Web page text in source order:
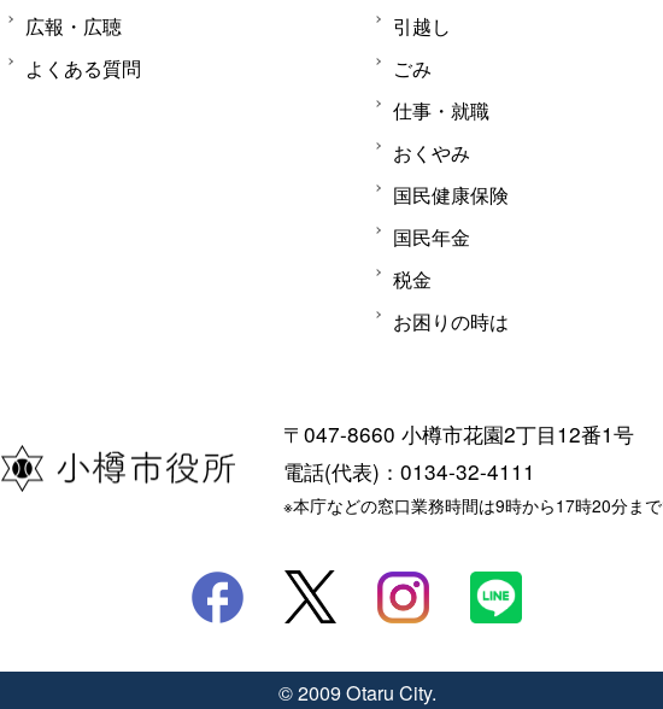
広報・広聴
よくある質問
引越し
ごみ
仕事・就職
おくやみ
国民健康保険
国民年金
税金
お困りの時は
〒047-8660 小樽市花園2丁目12番1号
電話(代表)：0134-32-4111
※本庁などの窓口業務時間は9時から17時20分まで
© 2009 Otaru City.